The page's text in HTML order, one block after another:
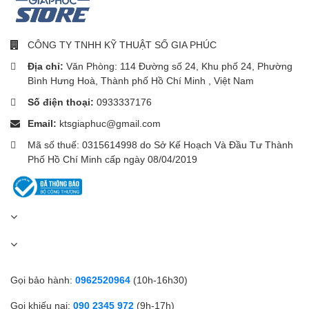
iPad Air 5 Wifi 64Gb màn hình tích hợp cảm ứng
Khả năng kết nối
Chiếc máy tính bảng Apple này có khả năng kết nối tốt với các
CÔNG TY TNHH KỸ THUẬT SỐ GIA PHÚC
Địa chỉ: Văn Phòng: 114 Đường số 24, Khu phố 24, Phường
Bình Hưng Hoà, Thành phố Hồ Chí Minh , Việt Nam
Số điện thoại: 0933337176
Email: ktsgiaphuc@gmail.com
Mã số thuế: 0315614998 do Sở Kế Hoạch Và Đầu Tư Thành
Phố Hồ Chí Minh cấp ngày 08/04/2019
Gọi bảo hành: 0962520964 (10h-16h30)
Gọi khiếu nại: 090 2345 972 (9h-17h)